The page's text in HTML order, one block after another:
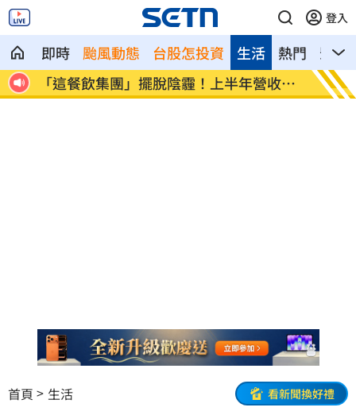
登入
即時 颱風動態 台股怎投資 熱門 影音
生活
創
賓士S500擋浩劫！車主這話暖哭全網
台股
酬
首頁 生活 看新聞換好禮